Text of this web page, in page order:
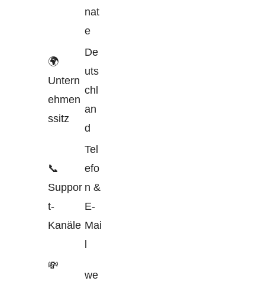
nat
e
🌍
Untern
ehmen
ssitz
De
uts
chl
an
d
📞
Suppor
t-
Kanäle
Tel
efo
n &
E-
Mai
💸
we